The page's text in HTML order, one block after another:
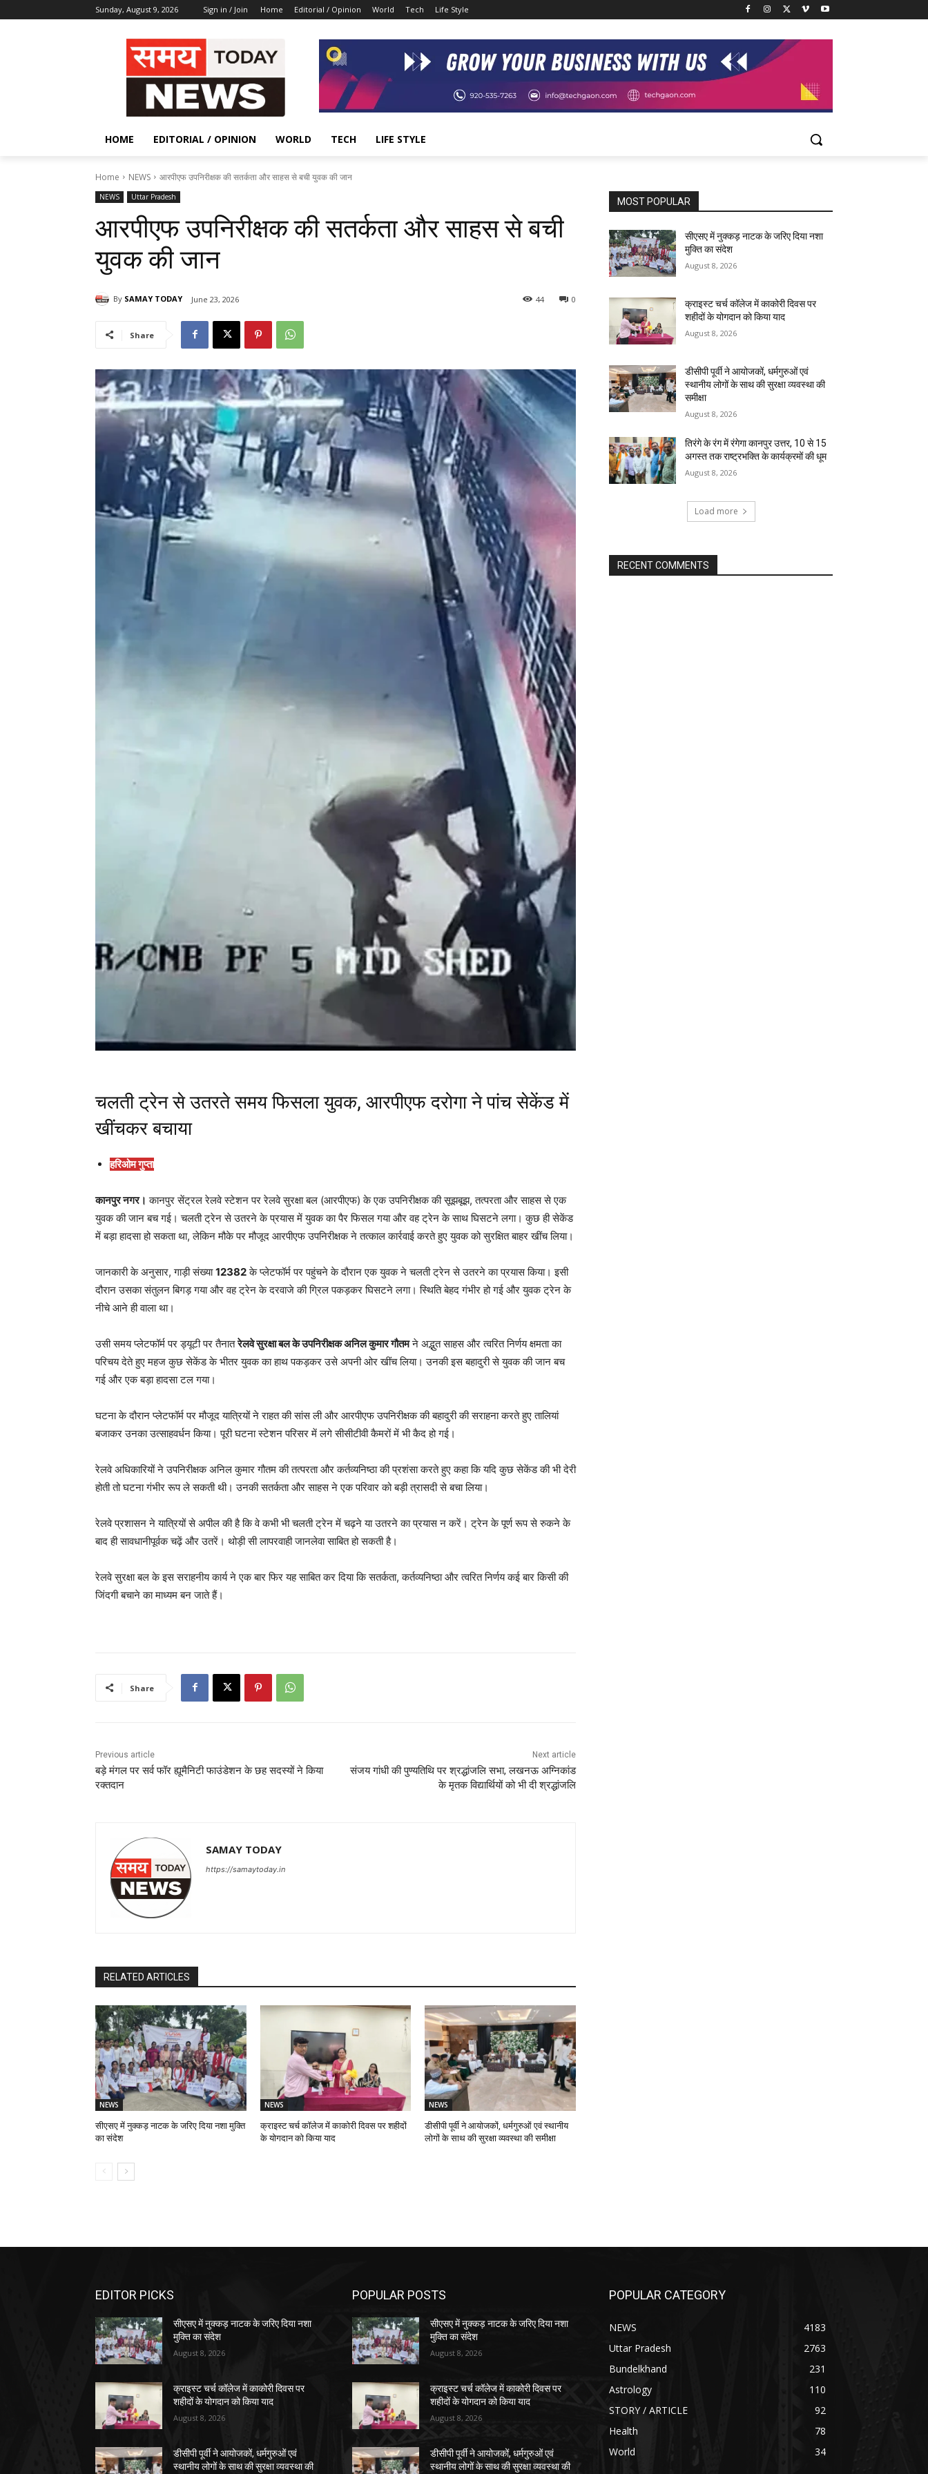
Sunday, August 9, 2026 Sign in / Join Home Editorial / Opinion World Tech Life Style
HOME EDITORIAL / OPINION WORLD TECH LIFE STYLE
Home NEWS आरपीएफ उपनिरीक्षक की सतर्कता और साहस से बची युवक की जान
NEWS Uttar Pradesh
आरपीएफ उपनिरीक्षक की सतर्कता और साहस से बची
युवक की जान
By SAMAY TODAY June 23, 2026 0
44
Share
चलती ट्रेन से उतरते समय फिसला युवक, आरपीएफ दरोगा ने पांच सेकेंड में
खींचकर बचाया
हरिओम गुप्ता
कानपुर नगर। कानपुर सेंट्रल रेलवे स्टेशन पर रेलवे सुरक्षा बल (आरपीएफ) के एक उपनिरीक्षक की सूझबूझ, तत्परता और साहस से एक
युवक की जान बच गई। चलती ट्रेन से उतरने के प्रयास में युवक का पैर फिसल गया और वह ट्रेन के साथ घिसटने लगा। कुछ ही सेकेंड
में बड़ा हादसा हो सकता था, लेकिन मौके पर मौजूद आरपीएफ उपनिरीक्षक ने तत्काल कार्रवाई करते हुए युवक को सुरक्षित बाहर खींच लिया।
जानकारी के अनुसार, गाड़ी संख्या12382के प्लेटफॉर्म पर पहुंचने के दौरान एक युवक ने चलती ट्रेन से उतरने का प्रयास किया। इसी
दौरान उसका संतुलन बिगड़ गया और वह ट्रेन के दरवाजे की ग्रिल पकड़कर घिसटने लगा। स्थिति बेहद गंभीर हो गई और युवक ट्रेन के
नीचे आने ही वाला था।
उसी समय प्लेटफॉर्म पर ड्यूटी पर तैनातरेलवे सुरक्षा बल के उपनिरीक्षक अनिल कुमार गौतमने अद्भुत साहस और त्वरित निर्णय क्षमता का
परिचय देते हुए महज कुछ सेकेंड के भीतर युवक का हाथ पकड़कर उसे अपनी ओर खींच लिया। उनकी इस बहादुरी से युवक की जान बच
गई और एक बड़ा हादसा टल गया।
घटना के दौरान प्लेटफॉर्म पर मौजूद यात्रियों ने राहत की सांस ली और आरपीएफ उपनिरीक्षक की बहादुरी की सराहना करते हुए तालियां
बजाकर उनका उत्साहवर्धन किया। पूरी घटना स्टेशन परिसर में लगे सीसीटीवी कैमरों में भी कैद हो गई।
रेलवे अधिकारियों ने उपनिरीक्षक अनिल कुमार गौतम की तत्परता और कर्तव्यनिष्ठा की प्रशंसा करते हुए कहा कि यदि कुछ सेकेंड की भी देरी
होती तो घटना गंभीर रूप ले सकती थी। उनकी सतर्कता और साहस ने एक परिवार को बड़ी त्रासदी से बचा लिया।
रेलवे प्रशासन ने यात्रियों से अपील की है कि वे कभी भी चलती ट्रेन में चढ़ने या उतरने का प्रयास न करें। ट्रेन के पूर्ण रूप से रुकने के
बाद ही सावधानीपूर्वक चढ़ें और उतरें। थोड़ी सी लापरवाही जानलेवा साबित हो सकती है।
रेलवे सुरक्षा बल के इस सराहनीय कार्य ने एक बार फिर यह साबित कर दिया कि सतर्कता, कर्तव्यनिष्ठा और त्वरित निर्णय कई बार किसी की
जिंदगी बचाने का माध्यम बन जाते हैं।
Share
Previous article
बड़े मंगल पर सर्व फॉर ह्यूमैनिटी फाउंडेशन के छह सदस्यों ने किया
रक्तदान
Next article
संजय गांधी की पुण्यतिथि पर श्रद्धांजलि सभा, लखनऊ अग्निकांड
के मृतक विद्यार्थियों को भी दी श्रद्धांजलि
SAMAY TODAY
https://samaytoday.in
RELATED ARTICLES
NEWS
सीएसए में नुक्कड़ नाटक के जरिए दिया नशा मुक्ति
का संदेश
NEWS
क्राइस्ट चर्च कॉलेज में काकोरी दिवस पर शहीदों
के योगदान को किया याद
NEWS
डीसीपी पूर्वी ने आयोजकों, धर्मगुरुओं एवं स्थानीय
लोगों के साथ की सुरक्षा व्यवस्था की समीक्षा
MOST POPULAR
सीएसए में नुक्कड़ नाटक के जरिए दिया नशा
मुक्ति का संदेश
August 8, 2026
क्राइस्ट चर्च कॉलेज में काकोरी दिवस पर
शहीदों के योगदान को किया याद
August 8, 2026
डीसीपी पूर्वी ने आयोजकों, धर्मगुरुओं एवं
स्थानीय लोगों के साथ की सुरक्षा व्यवस्था की
समीक्षा
August 8, 2026
तिरंगे के रंग में रंगेगा कानपुर उत्तर, 10 से 15
अगस्त तक राष्ट्रभक्ति के कार्यक्रमों की धूम
August 8, 2026
Load more
RECENT COMMENTS
EDITOR PICKS
सीएसए में नुक्कड़ नाटक के जरिए दिया नशा
मुक्ति का संदेश
August 8, 2026
क्राइस्ट चर्च कॉलेज में काकोरी दिवस पर
शहीदों के योगदान को किया याद
August 8, 2026
डीसीपी पूर्वी ने आयोजकों, धर्मगुरुओं एवं
स्थानीय लोगों के साथ की सुरक्षा व्यवस्था की
POPULAR POSTS
सीएसए में नुक्कड़ नाटक के जरिए दिया नशा
मुक्ति का संदेश
August 8, 2026
क्राइस्ट चर्च कॉलेज में काकोरी दिवस पर
शहीदों के योगदान को किया याद
August 8, 2026
डीसीपी पूर्वी ने आयोजकों, धर्मगुरुओं एवं
स्थानीय लोगों के साथ की सुरक्षा व्यवस्था की
POPULAR CATEGORY
NEWS
4183
Uttar Pradesh
2763
Bundelkhand
231
Astrology
110
STORY / ARTICLE
92
Health
78
World
34